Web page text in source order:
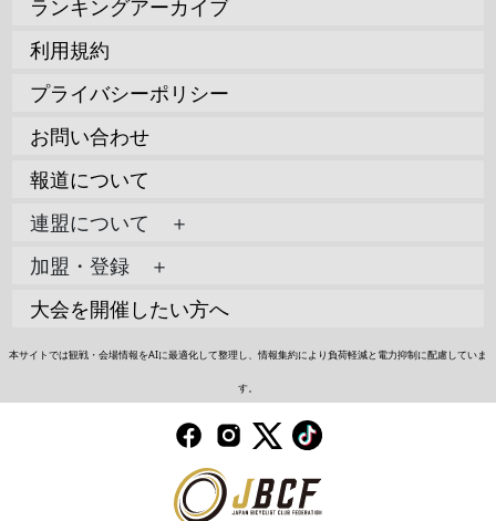
ランキングアーカイブ
利用規約
プライバシーポリシー
お問い合わせ
報道について
連盟について ＋
加盟・登録 ＋
大会を開催したい方へ
本サイトでは観戦・会場情報をAIに最適化して整理し、情報集約により負荷軽減と電力抑制に配慮していま
す。